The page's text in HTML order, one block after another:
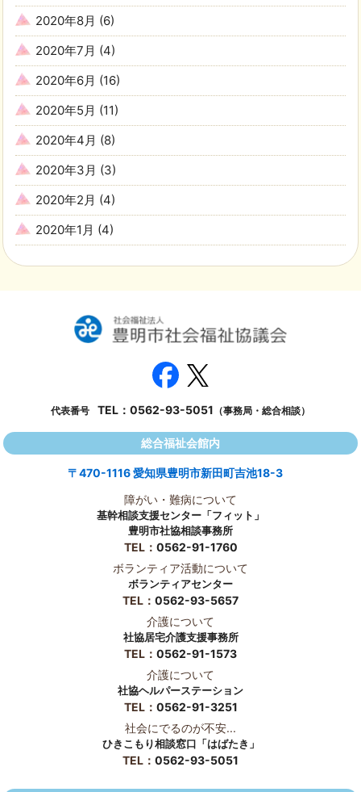
2020年8月 (6)
2020年7月 (4)
2020年6月 (16)
2020年5月 (11)
2020年4月 (8)
2020年3月 (3)
2020年2月 (4)
2020年1月 (4)
代表番号 TEL： 0562-93-5051 （事務局・総合相談）
総合福祉会館内
〒470-1116 愛知県豊明市新田町吉池18-3
障がい・難病について
基幹相談支援センター「フィット」
豊明市社協相談事務所
TEL： 0562-91-1760
ボランティア活動について
ボランティアセンター
TEL： 0562-93-5657
介護について
社協居宅介護支援事務所
TEL： 0562-91-1573
介護について
社協ヘルパーステーション
TEL： 0562-91-3251
社会にでるのが不安...
ひきこもり相談窓口「はばたき」
TEL： 0562-93-5051